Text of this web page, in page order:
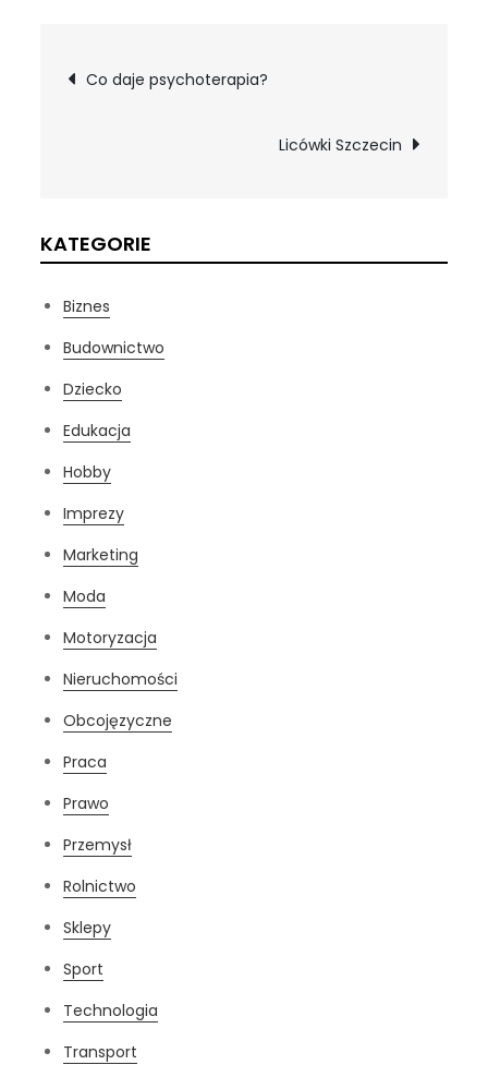
Nawigacja
Co daje psychoterapia?
Licówki Szczecin
KATEGORIE
Biznes
Budownictwo
Dziecko
Edukacja
Hobby
Imprezy
Marketing
Moda
Motoryzacja
Nieruchomości
Obcojęzyczne
Praca
Prawo
Przemysł
Rolnictwo
Sklepy
Sport
Technologia
Transport